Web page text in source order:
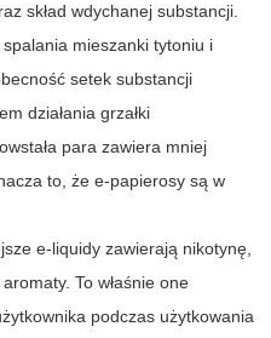
skład wdychanej substancji.
mieszanki tytoniu i
setek substancji
działania grzałki
para zawiera mniej
to, że e-papierosy są w
e-liquidy zawierają nikotynę,
To właśnie one
podczas użytkowania